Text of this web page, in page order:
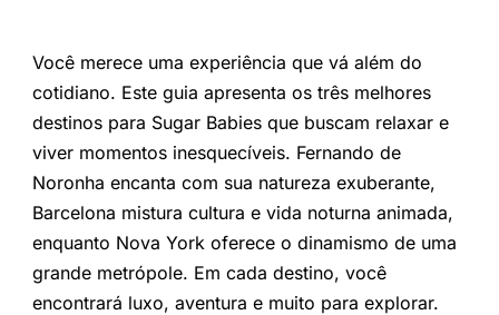
Você merece uma experiência que vá além do
cotidiano. Este guia apresenta os três melhores
destinos para Sugar Babies que buscam relaxar e
viver momentos inesquecíveis. Fernando de
Noronha encanta com sua natureza exuberante,
Barcelona mistura cultura e vida noturna animada,
enquanto Nova York oferece o dinamismo de uma
grande metrópole. Em cada destino, você
encontrará luxo, aventura e muito para explorar.